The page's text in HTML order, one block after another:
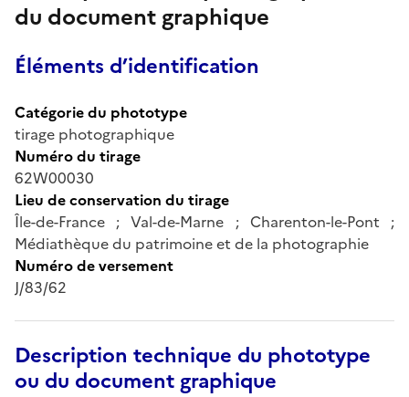
du document graphique
Éléments d’identification
Catégorie du phototype
tirage photographique
Numéro du tirage
62W00030
Lieu de conservation du tirage
Île-de-France ; Val-de-Marne ; Charenton-le-Pont ;
Médiathèque du patrimoine et de la photographie
Numéro de versement
J/83/62
Description technique du phototype
ou du document graphique